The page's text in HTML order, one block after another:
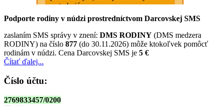
Podporte rodiny v núdzi prostredníctvom Darcovskej SMS
zaslaním SMS správy v znení: DMS RODINY (DMS medzera
RODINY) na číslo 877 (do 30.11.2026) môže ktokoľvek pomôcť
rodinám v núdzi. Cena Darcovskej SMS je 5 €
Čítať ďalej...
Číslo účtu:
2769833457/0200